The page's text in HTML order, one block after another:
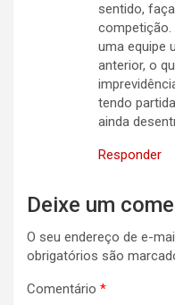
sentido,
competição.
uma equipe
anterior, o
tendo
ainda
Responder
Deixe um
O seu endereço de e-
obrigatórios são
Comentário *